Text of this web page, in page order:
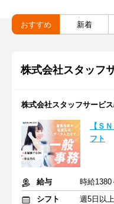
おすすめ 新着
株式会社スタッフ
株式会社スタッフサービ
【Ｓ
フト
給与
時給1380
シフト
週5日以